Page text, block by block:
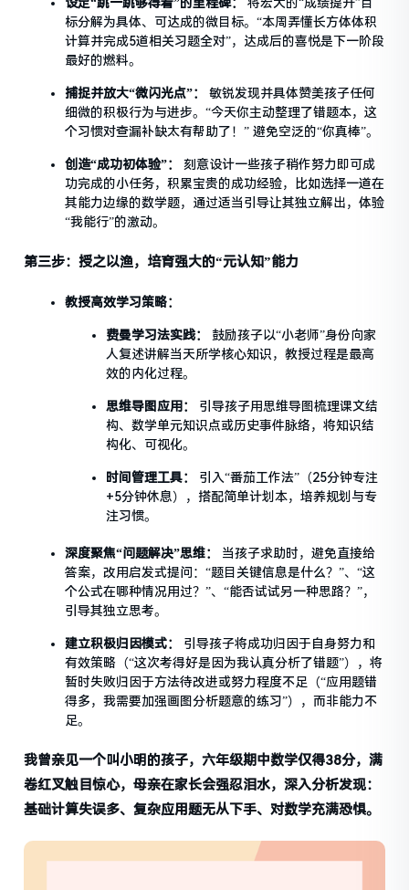
标分解为具体、可达成的微目标。“本周弄懂长方体体积
计算并完成5道相关习题全对”，达成后的喜悦是下一阶段
最好的燃料。
捕捉并放大“微闪光点”：
敏锐发现并具体赞美孩子任何
细微的积极行为与进步。“今天你主动整理了错题本，这
个习惯对查漏补缺太有帮助了！” 避免空泛的“你真棒”。
创造“成功初体验”：
刻意设计一些孩子稍作努力即可成
功完成的小任务，积累宝贵的成功经验，比如选择一道在
其能力边缘的数学题，通过适当引导让其独立解出，体验
“我能行”的激动。
第三步：授之以渔，培育强大的“元认知”能力
教授高效学习策略：
费曼学习法实践：
鼓励孩子以“小老师”身份向家
人复述讲解当天所学核心知识，教授过程是最高
效的内化过程。
思维导图应用：
引导孩子用思维导图梳理课文结
构、数学单元知识点或历史事件脉络，将知识结
构化、可视化。
时间管理工具：
引入“番茄工作法”（25分钟专注
+5分钟休息），搭配简单计划本，培养规划与专
注习惯。
深度聚焦“问题解决”思维：
当孩子求助时，避免直接给
答案，改用启发式提问：“题目关键信息是什么？”、“这
个公式在哪种情况用过？”、“能否试试另一种思路？”，
引导其独立思考。
建立积极归因模式：
引导孩子将成功归因于自身努力和
有效策略（“这次考得好是因为我认真分析了错题”），将
暂时失败归因于方法待改进或努力程度不足（“应用题错
得多，我需要加强画图分析题意的练习”），而非能力不
足。
我曾亲见一个叫小明的孩子，六年级期中数学仅得38分，满
卷红叉触目惊心，母亲在家长会强忍泪水，深入分析发现：
基础计算失误多、复杂应用题无从下手、对数学充满恐惧。